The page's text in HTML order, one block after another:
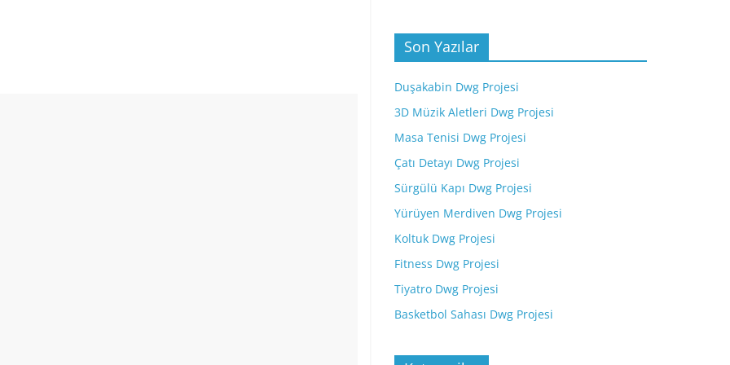
Son Yazılar
Duşakabin Dwg Projesi
3D Müzik Aletleri Dwg Projesi
Masa Tenisi Dwg Projesi
Çatı Detayı Dwg Projesi
Sürgülü Kapı Dwg Projesi
Yürüyen Merdiven Dwg Projesi
Koltuk Dwg Projesi
Fitness Dwg Projesi
Tiyatro Dwg Projesi
Basketbol Sahası Dwg Projesi